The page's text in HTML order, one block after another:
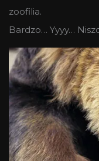
zoofilia.
Bardzo… Yyyy…